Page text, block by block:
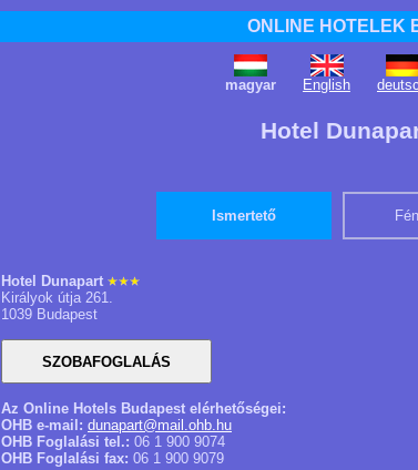
ONLINE HOTELEK
magyar English
Hotel
Ismertető
Hotel Dunapart
Királyok útja 261.
1039 Budapest
Az Online Hotels Budapest elérhetőségei:
OHB e-mail: dunapart@mail.ohb.hu
OHB Foglalási tel.: 06 1 900 9074
OHB Foglalási fax: 06 1 900 9079